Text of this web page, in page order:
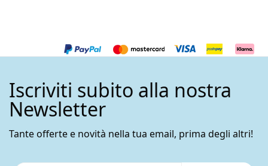
Iscriviti subito alla nostra
Newsletter
Tante offerte e novità nella tua email, prima degli altri!